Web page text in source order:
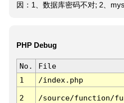
因：1、数据库密码不对; 2、
PHP Debug
No. File
1
/index.php
2 /source/function/